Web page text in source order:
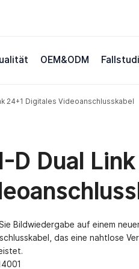
OEM&ODM
24+1 Digitales Videoanschlusskabel
D Dual
Bildwiedergabe auf einem
das eine nahtlose